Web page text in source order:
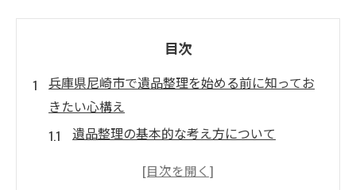
目次
兵庫県尼崎市で遺品整理を始める前に知ってお
きたい心構え
遺品整理の基本的な考え方について
精神的な準備を整える方法